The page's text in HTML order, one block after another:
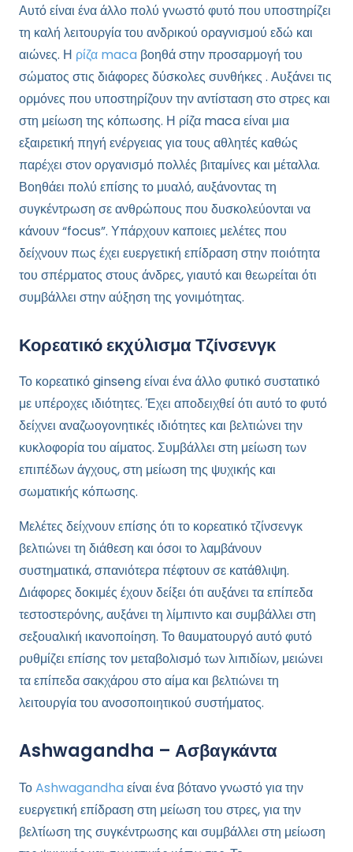
Αυτό είναι ένα άλλο πολύ γνωστό φυτό που υποστηρίζει
τη καλή λειτουργία του ανδρικού οραγνισμού εδώ και
αιώνες. Η ρίζα maca βοηθά στην προσαρμογή του
σώματος στις διάφορες δύσκολες συνθήκες . Αυξάνει τις
ορμόνες που υποστηρίζουν την αντίσταση στο στρες και
στη μείωση της κόπωσης. Η ρίζα maca είναι μια
εξαιρετική πηγή ενέργειας για τους αθλητές καθώς
παρέχει στον οργανισμό πολλές βιταμίνες και μέταλλα.
Βοηθάει πολύ επίσης το μυαλό, αυξάνοντας τη
συγκέντρωση σε ανθρώπους που δυσκολεύονται να
κάνουν “focus”. Υπάρχουν καποιες μελέτες που
δείχνουν πως έχει ευεργετική επίδραση στην ποιότητα
του σπέρματος στους άνδρες, γιαυτό και θεωρείται ότι
συμβάλλει στην αύξηση της γονιμότητας.
Κορεατικό εκχύλισμα Τζίνσενγκ
Το κορεατικό ginseng είναι ένα άλλο φυτικό συστατικό
με υπέροχες ιδιότητες. Έχει αποδειχθεί ότι αυτό το φυτό
δείχνει αναζωογονητικές ιδιότητες και βελτιώνει την
κυκλοφορία του αίματος. Συμβάλλει στη μείωση των
επιπέδων άγχους, στη μείωση της ψυχικής και
σωματικής κόπωσης.
Μελέτες δείχνουν επίσης ότι το κορεατικό τζίνσενγκ
βελτιώνει τη διάθεση και όσοι το λαμβάνουν
συστηματικά, σπανιότερα πέφτουν σε κατάθλιψη.
Διάφορες δοκιμές έχουν δείξει ότι αυξάνει τα επίπεδα
τεστοστερόνης, αυξάνει τη λίμπιντο και συμβάλλει στη
σεξουαλική ικανοποίηση. Το θαυματουργό αυτό φυτό
ρυθμίζει επίσης τον μεταβολισμό των λιπιδίων, μειώνει
τα επίπεδα σακχάρου στο αίμα και βελτιώνει τη
λειτουργία του ανοσοποιητικού συστήματος.
Ashwagandha – Ασβαγκάντα
ΤοAshwagandhaείναι ένα βότανο γνωστό για την
ευεργετική επίδραση στη μείωση του στρες, για την
βελτίωση της συγκέντρωσης και συμβάλλει στη μείωση